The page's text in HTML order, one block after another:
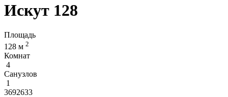
Искут 128
Площадь
128 м 2
Комнат
4
Санузлов
1
3692633